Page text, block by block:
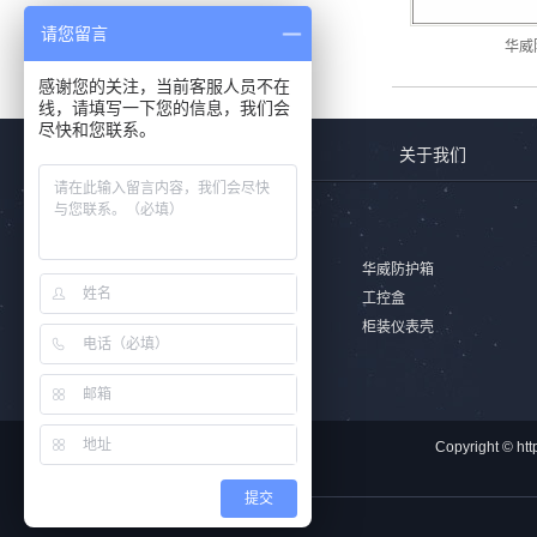
华威
关于我们
安全防护箱
华威防护箱
工控盒
非标式外壳
柜装仪表壳
Copyright ©
请您留言
感谢您的关注，当前客服人员不在
线，请填写一下您的信息，我们会
尽快和您联系。
提交